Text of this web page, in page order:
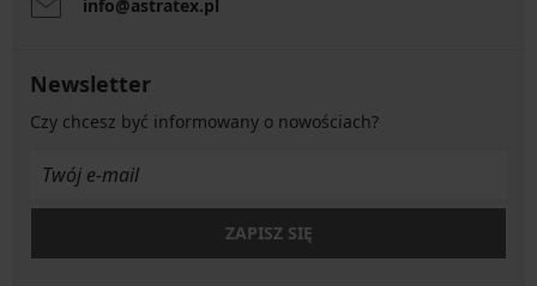
info@astratex.pl
Newsletter
Czy chcesz być informowany o nowościach?
ZAPISZ SIĘ